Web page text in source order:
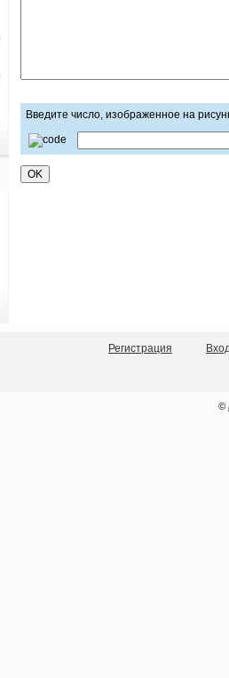
Введите число, изображенное на
Регистрация
©